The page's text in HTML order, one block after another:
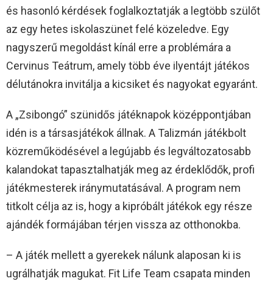
és hasonló kérdések foglalkoztatják a legtöbb szülőt
az egy hetes iskolaszünet felé közeledve. Egy
nagyszerű megoldást kínál erre a problémára a
Cervinus Teátrum, amely több éve ilyentájt játékos
délutánokra invitálja a kicsiket és nagyokat egyaránt.
A „Zsibongó” szünidős játéknapok középpontjában
idén is a társasjátékok állnak. A Talizmán játékbolt
közreműködésével a legújabb és legváltozatosabb
kalandokat tapasztalhatják meg az érdeklődők, profi
játékmesterek iránymutatásával. A program nem
titkolt célja az is, hogy a kipróbált játékok egy része
ajándék formájában térjen vissza az otthonokba.
– A játék mellett a gyerekek nálunk alaposan ki is
ugrálhatják magukat. Fit Life Team csapata minden